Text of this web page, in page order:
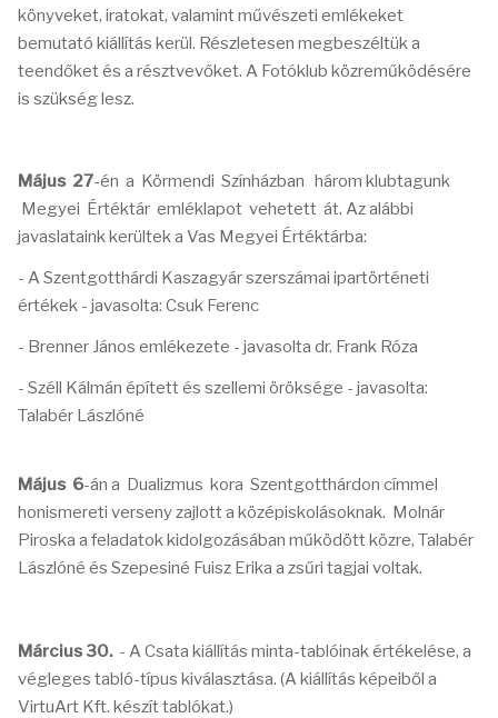
könyveket, iratokat, valamint művészeti emlékeket
bemutató kiállítás kerül. Részletesen megbeszéltük a
teendőket és a résztvevőket. A Fotóklub közreműködésére
is szükség lesz.
Május 27-én a Körmendi Színházban három klubtagunk
Megyei Értéktár emléklapot vehetett át. Az alábbi
javaslataink kerültek a Vas Megyei Értéktárba:
- A Szentgotthárdi Kaszagyár szerszámai ipartörténeti
értékek - javasolta: Csuk Ferenc
- Brenner János emlékezete - javasolta dr. Frank Róza
- Széll Kálmán épített és szellemi öröksége - javasolta:
Talabér Lászlóné
Május 6-án a Dualizmus kora Szentgotthárdon címmel
honismereti verseny zajlott a középiskolásoknak. Molnár
Piroska a feladatok kidolgozásában működött közre, Talabér
Lászlóné és Szepesiné Fuisz Erika a zsűri tagjai voltak.
Március 30.- A Csata kiállítás minta-tablóinak értékelése, a
végleges tabló-típus kiválasztása. (A kiállítás képeiből a
VirtuArt Kft. készít tablókat.)